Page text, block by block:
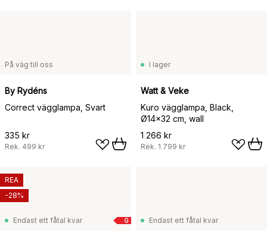
På väg till oss
By Rydéns
Correct vägglampa, Svart
335 kr
Rek. 499 kr
I lager
Watt & Veke
Kuro vägglampa, Black,
Ø14x32 cm, wall
1 266 kr
Rek. 1 799 kr
G
Endast ett fåtal kvar
REA
-28%
Endast ett fåtal kvar